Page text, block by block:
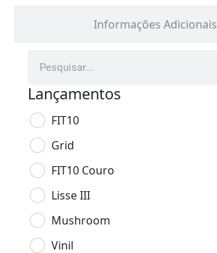
Informações Adicionais
Lançamentos
FIT10
Grid
FIT10 Couro
Lisse III
Mushroom
Vinil